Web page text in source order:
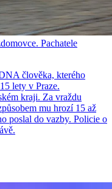
Pachatele
člověka, kterého
lety v Praze.
kraji. Za vraždu
mu hrozí 15 až
poslal do vazby. Policie o